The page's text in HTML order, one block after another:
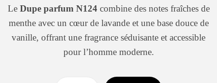
Le Dupe parfum N124combine des notes fraîches de
menthe avec un cœur de lavande et une base douce de
vanille, offrant une fragrance séduisante et accessible
pour l’homme moderne.